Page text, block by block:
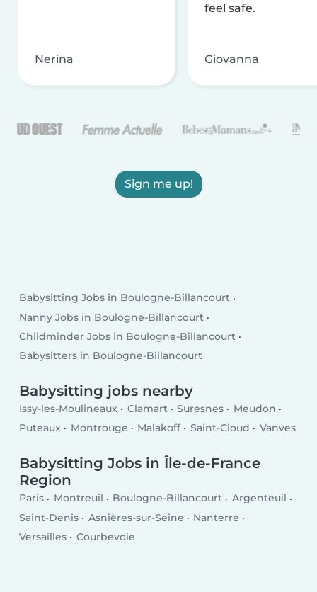
Nerina
feel safe.
Giovanna
Sign me up!
Babysitting Jobs in Boulogne-Billancourt
Nanny Jobs in Boulogne-Billancourt
Childminder Jobs in Boulogne-Billancourt
Babysitters in Boulogne-Billancourt
Babysitting jobs nearby
Issy-les-Moulineaux Clamart Suresnes
Meudon
Puteaux
Montrouge Malakoff Saint-Cloud Vanves
Babysitting Jobs in Île-de-France
Region
Paris Montreuil Boulogne-Billancourt
Argenteuil
Saint-Denis
Asnières-sur-Seine
Nanterre
Versailles
Courbevoie